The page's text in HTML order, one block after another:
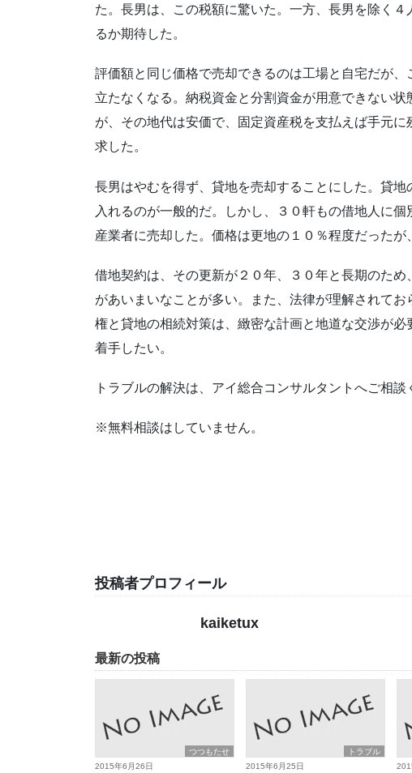
た。長男は、この税額に驚いた。一方、長男を除く
るか期待した。
評価額と同じ価格で売却できるのは工場と自宅だが
立たなくなる。納税資金と分割資金が用意できない
が、その地代は安価で、固定資産税を支払えば手元
求した。
長男はやむを得ず、貸地を売却することにした。貸
入れるのが一般的だ。しかし、３０軒もの借地人に
産業者に売却した。価格は更地の１０％程度だったが
借地契約は、その更新が２０年、３０年と長期のた
があいまいなことが多い。また、法律が理解されて
権と貸地の相続対策は、緻密な計画と地道な交渉が
着手したい。
トラブルの解決は、アイ総合コンサルタントへご相談
※無料相談はしていません。
投稿者プロフィール
kaiketux
最新の投稿
つつもたせ
2015年6月26日
トラブル
2015年6月25日